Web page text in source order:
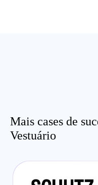
Mais cases de
Vestuário